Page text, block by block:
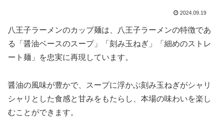
2024.09.19
八王子ラーメンのカップ麺は、八王子ラーメンの特徴であ
る「醤油ベースのスープ」「刻み玉ねぎ」「細めのストレ
ート麺」を忠実に再現しています。
醤油の風味が豊かで、スープに浮かぶ刻み玉ねぎがシャリ
シャリとした食感と甘みをもたらし、本場の味わいを楽し
むことができます。